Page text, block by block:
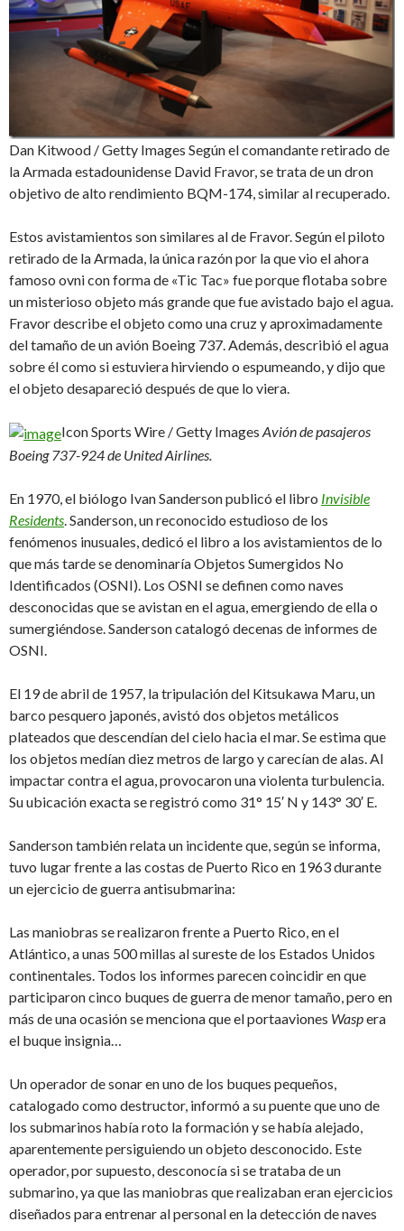
Dan Kitwood / Getty Images Según el comandante retirado de
la Armada estadounidense David Fravor, se trata de un dron
objetivo de alto rendimiento BQM-174, similar al recuperado.
Estos avistamientos son similares al de Fravor. Según el piloto
retirado de la Armada, la única razón por la que vio el ahora
famoso ovni con forma de «Tic Tac» fue porque flotaba sobre
un misterioso objeto más grande que fue avistado bajo el agua.
Fravor describe el objeto como una cruz y aproximadamente
del tamaño de un avión Boeing 737. Además, describió el agua
sobre él como si estuviera hirviendo o espumeando, y dijo que
el objeto desapareció después de que lo viera.
Icon Sports Wire / Getty Images Avión de pasajeros
Boeing 737-924 de United Airlines.
En 1970, el biólogo Ivan Sanderson publicó el libro Invisible
Residents . Sanderson, un reconocido estudioso de los
fenómenos inusuales, dedicó el libro a los avistamientos de lo
que más tarde se denominaría Objetos Sumergidos No
Identificados (OSNI). Los OSNI se definen como naves
desconocidas que se avistan en el agua, emergiendo de ella o
sumergiéndose. Sanderson catalogó decenas de informes de
OSNI.
El 19 de abril de 1957, la tripulación del Kitsukawa Maru, un
barco pesquero japonés, avistó dos objetos metálicos
plateados que descendían del cielo hacia el mar. Se estima que
los objetos medían diez metros de largo y carecían de alas. Al
impactar contra el agua, provocaron una violenta turbulencia.
Su ubicación exacta se registró como 31° 15′ N y 143° 30′ E.
Sanderson también relata un incidente que, según se informa,
tuvo lugar frente a las costas de Puerto Rico en 1963 durante
un ejercicio de guerra antisubmarina:
Las maniobras se realizaron frente a Puerto Rico, en el
Atlántico, a unas 500 millas al sureste de los Estados Unidos
continentales. Todos los informes parecen coincidir en que
participaron cinco buques de guerra de menor tamaño, pero en
más de una ocasión se menciona que el portaaviones Waspera
el buque insignia…
Un operador de sonar en uno de los buques pequeños,
catalogado como destructor, informó a su puente que uno de
los submarinos había roto la formación y se había alejado,
aparentemente persiguiendo un objeto desconocido. Este
operador, por supuesto, desconocía si se trataba de un
submarino, ya que las maniobras que realizaban eran ejercicios
diseñados para entrenar al personal en la detección de naves